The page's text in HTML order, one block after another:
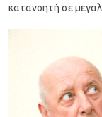
κατανοητή σε